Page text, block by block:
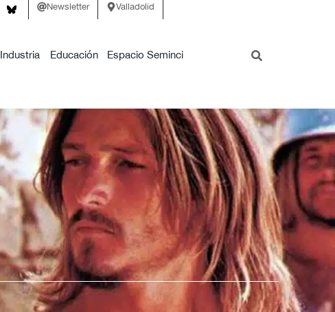
Newsletter Valladolid
Industria Educación Espacio Seminci